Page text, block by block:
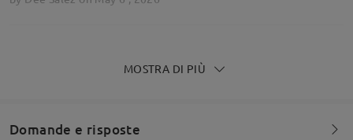
MOSTRA DI PIÙ
Domande e risposte